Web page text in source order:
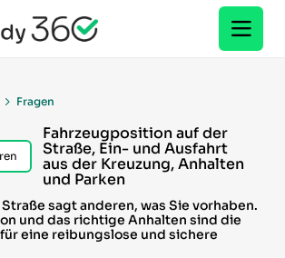
Fragen
Fahrzeugposition auf der
Straße, Ein- und Ausfahrt
aus der Kreuzung, Anhalten
und Parken
sagt anderen, was Sie vorhaben.
und das richtige Anhalten sind die
eine reibungslose und sichere